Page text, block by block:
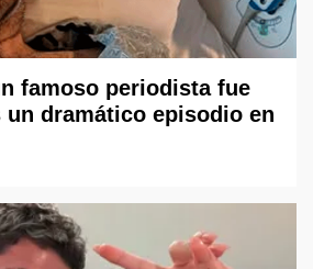
famoso periodista fue
dramático episodio en